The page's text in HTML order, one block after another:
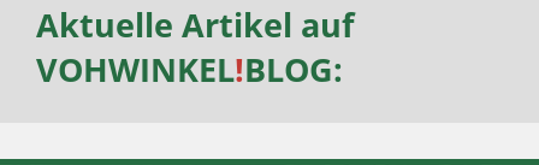
Aktuelle Artikel auf
VOHWINKEL!BLOG: